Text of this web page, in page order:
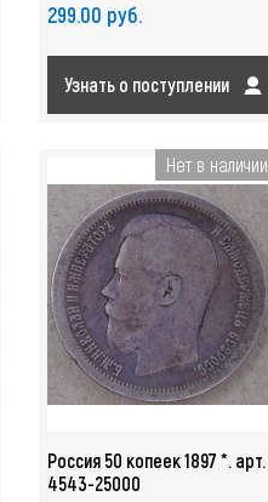
299.00 руб.
Узнать о поступлении
Нет в наличии
Россия 50 копеек 1897 *. арт.
4543-25000